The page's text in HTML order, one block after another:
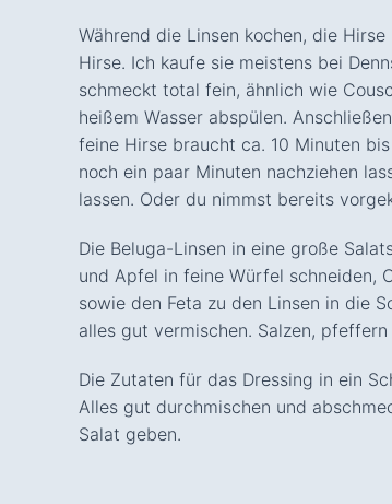
Während die Linsen kochen, die
Hirse. Ich kaufe sie meistens bei
schmeckt total fein, ähnlich wie
heißem Wasser abspülen.
feine Hirse braucht ca. 10 Minuten
noch ein paar Minuten nachziehen
lassen. Oder du nimmst bereits
Die Beluga-Linsen in eine große
und Apfel in feine Würfel schneiden,
sowie den Feta zu den Linsen in die
alles gut vermischen. Salzen,
Die Zutaten für das Dressing in ein
Alles gut durchmischen und
Salat geben.